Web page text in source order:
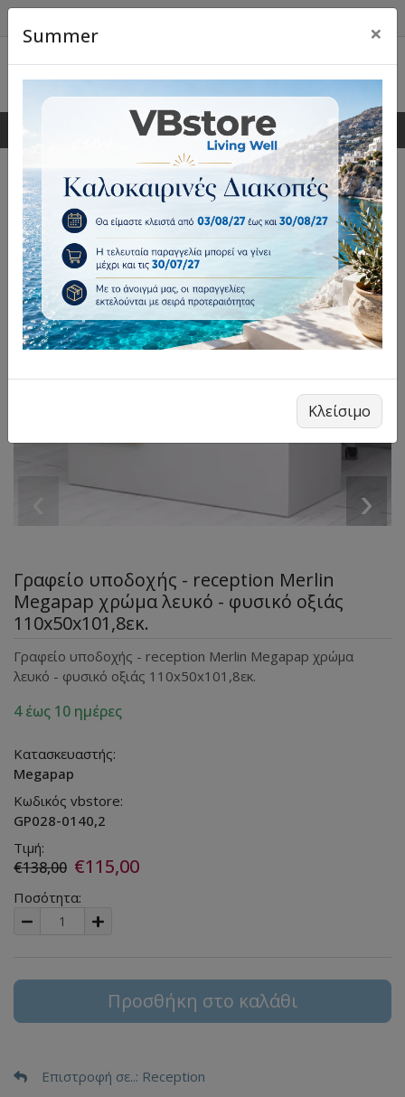
0 0
‹ ›
Γραφείο υποδοχής - reception Merlin
Megapap χρώμα λευκό - φυσικό οξιάς
110x50x101,8εκ.
Γραφείο υποδοχής - reception Merlin Megapap χρώμα
λευκό - φυσικό οξιάς 110x50x101,8εκ.
4 έως 10 ημέρες
Κατασκευαστής:
Megapap
Κωδικός vbstore:
GP028-0140,2
Τιμή:
€138,00 €115,00
Ποσότητα:
Προσθήκη στο καλάθι
Επιστροφή σε..: Reception
Summer ×
Κλείσιμο